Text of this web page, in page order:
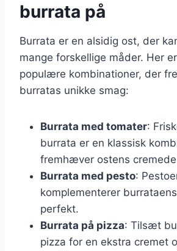
burrata på
Burrata er en alsidig ost, der
mange forskellige måder. Her
populære kombinationer, der
burratas unikke smag:
Burrata med tomater:
burrata er en klassisk
fremhæver ostens
Burrata med pesto:
komplementerer
perfekt.
Burrata på pizza: Tilsæt
pizza for en ekstra cremet